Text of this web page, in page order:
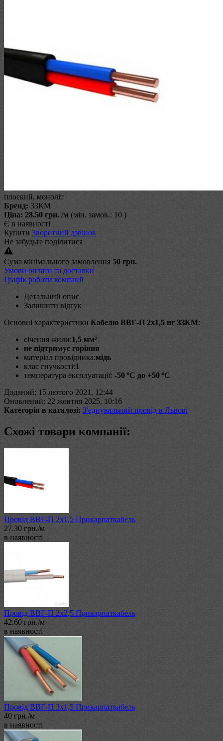
плоский, моноліт
Бренд: ЗЗКМ
Ціна: 28.50 грн. /м (мін. замов.: 10 )
Є в наявності
Купити Зворотний дзвінок
Не забудьте поділитися
Сума мінімального замовлення 50 грн.
Умови оплати та доставки
Графік роботи компанії
Детальний опис
Залишити відгук
Основні характеристики Кабелю ВВГ-П 2х1,5 нг ЗЗКМ:
січення жили:1,5 мм²
не підтримує горіння
матеріал провідника:мідь
клас гнучкості:1
температура експлуатації: -50 ºС до +50 ºС
Доданий: 15 лютого 2021, 12:44
Оновлений: 22 жовтня 2025, 10:16
Категорія в каталозі: З'єднувальний провід в Львові
Схожі товари компанії:
Провід ВВГ-П 2х1,5 Прикарпаткабель
27.30 грн./м
в наявності
Провід ВВГ-П 2х2,5 Прикарпаткабель
42.60 грн./м
в наявності
Провід ВВГ-П 3х1,5 Прикарпаткабель
40 грн./м
в наявності